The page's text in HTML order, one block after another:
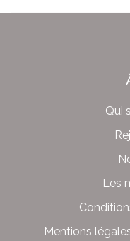
Qui
Les
Mentions